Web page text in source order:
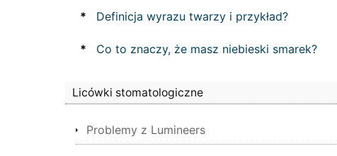
* Definicja wyrazu twarzy i przykład?
* Co to znaczy, że masz niebieski smarek?
Licówki stomatologiczne
Problemy z Lumineers